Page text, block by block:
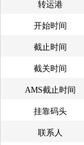
转运港
开始时间
截止时间
截关时间
AMS截止时间
挂靠码头
联系人